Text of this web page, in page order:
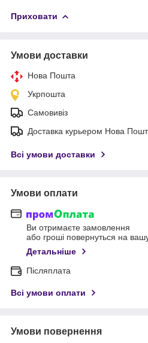
Приховати
Умови доставки
Нова Пошта
Укрпошта
Самовивіз
Доставка курьером Нова
Всі умови доставки
Умови оплати
Ви отримаєте замовлення
або гроші повернуться на
Детальніше
Післяплата
Всі умови оплати
Умови повернення